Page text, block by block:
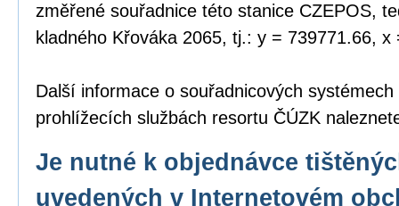
změřené souřadnice této stanice CZEPOS,
kladného Křováka 2065, tj.: y = 739771.66, x
Další informace o souřadnicových
prohlížecích službách resortu ČÚZK
Je nutné k objednávce
uvedených v Internetovém